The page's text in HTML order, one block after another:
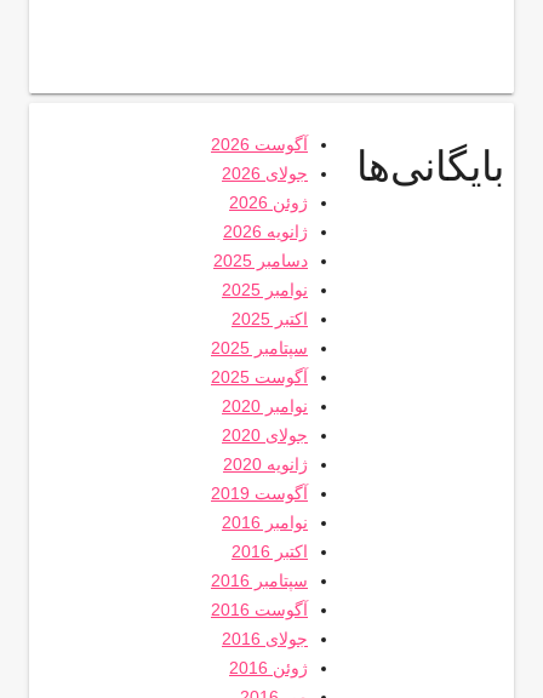
بایگانی‌ها
آگوست 2026
جولای 2026
ژوئن 2026
ژانویه 2026
دسامبر 2025
نوامبر 2025
اکتبر 2025
سپتامبر 2025
آگوست 2025
نوامبر 2020
جولای 2020
ژانویه 2020
آگوست 2019
نوامبر 2016
اکتبر 2016
سپتامبر 2016
آگوست 2016
جولای 2016
ژوئن 2016